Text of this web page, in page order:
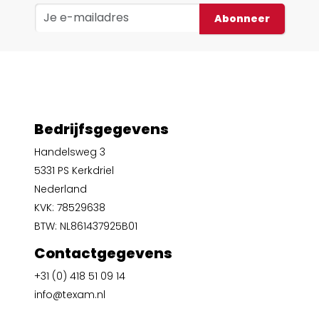
Abonneer
Bedrijfsgegevens
Handelsweg 3
5331 PS Kerkdriel
Nederland
KVK: 78529638
BTW: NL861437925B01
Contactgegevens
+31 (0) 418 51 09 14
info@texam.nl